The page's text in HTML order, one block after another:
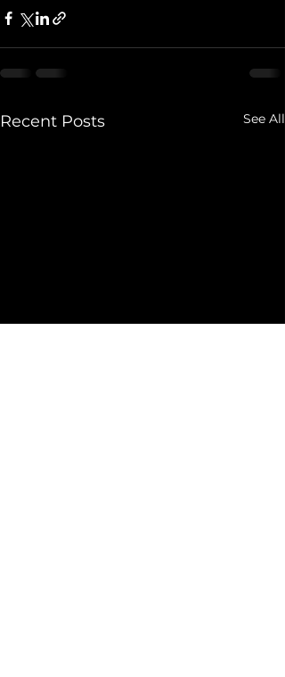
Recent Posts See All